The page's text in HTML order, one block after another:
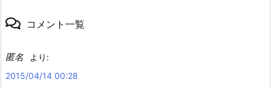
コメント一覧
匿名
より:
2015/04/14 00:28